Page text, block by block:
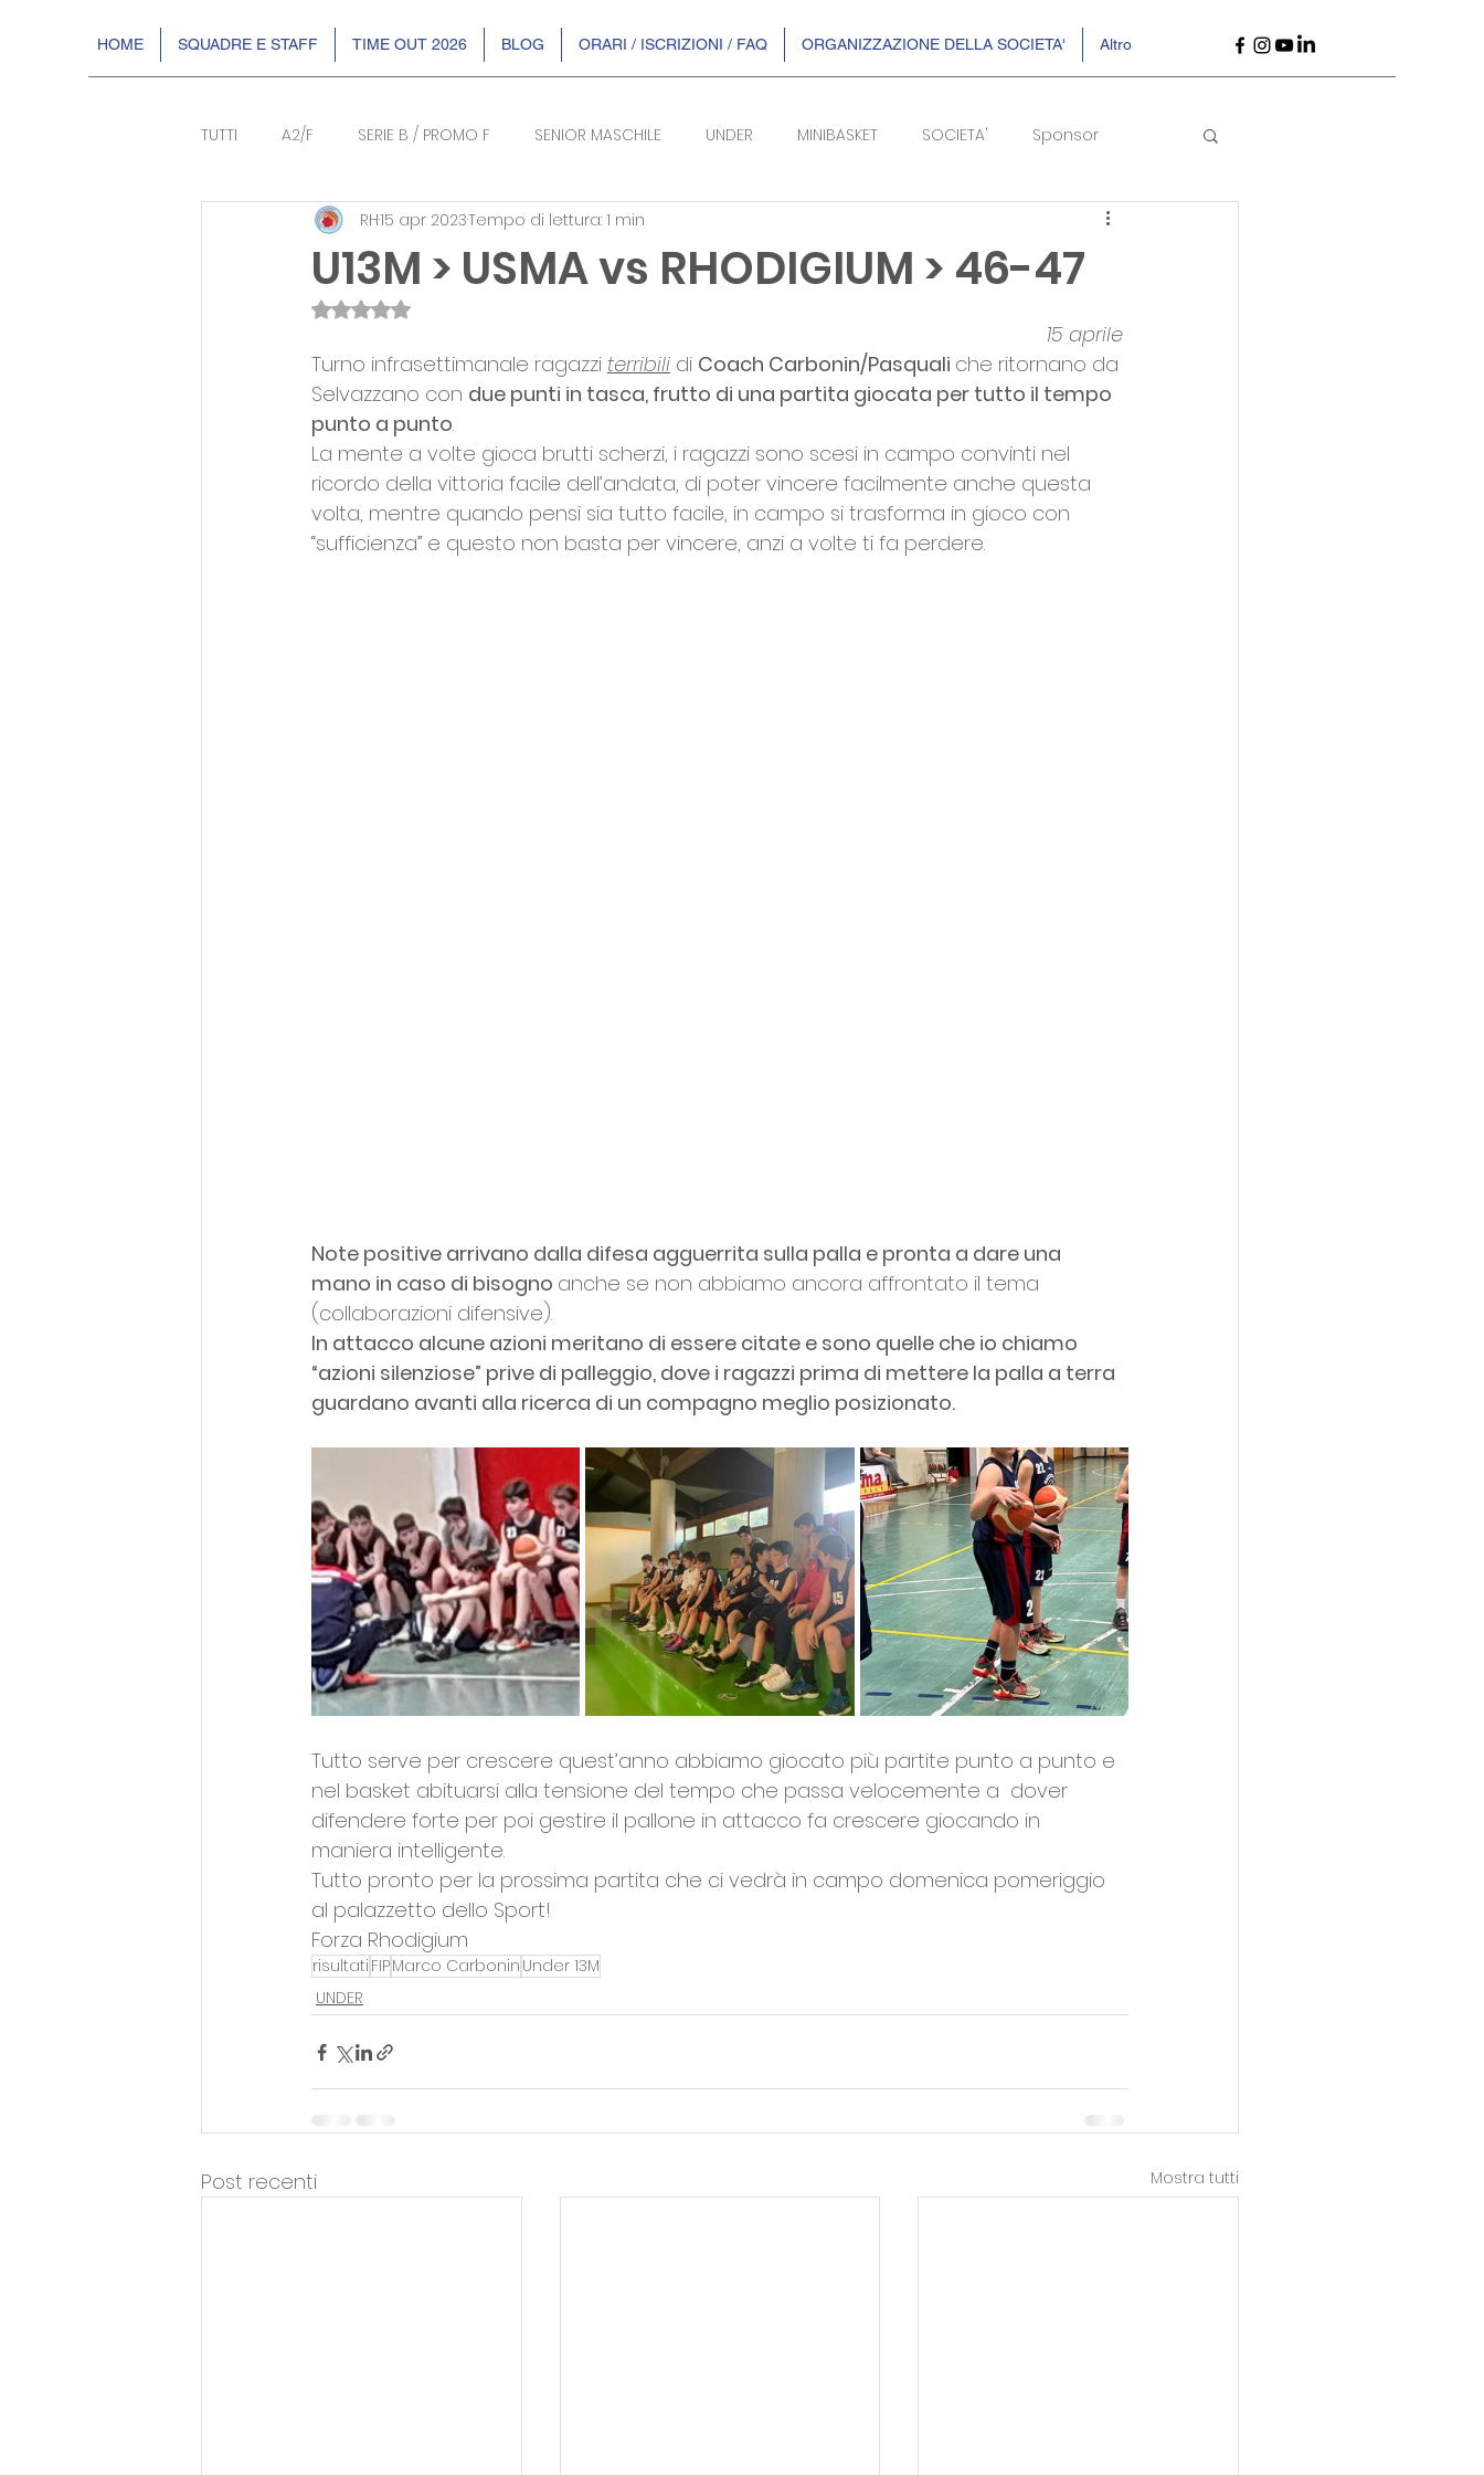
HOME SQUADRE E STAFF TIME OUT 2026 BLOG ORARI / ISCRIZIONI / FAQ ORGANIZZAZIONE DELLA SOCIETA' Altro
TUTTI A2/F SERIE B / PROMO F SENIOR MASCHILE UNDER MINIBASKET SOCIETA' Sponsor
EVENTI DR2 SERIE B/F
U13M > USMA vs RHODIGIUM > 46-47
RH15 apr 2023Tempo di lettura: 1 min
Valutazione NaN stelle su 5.
15 aprile
Turno infrasettimanale ragazzi terribili di Coach Carbonin/Pasquali che ritornano da
Selvazzano con due punti in tasca, frutto di una partita giocata per tutto il tempo
punto a punto.
La mente a volte gioca brutti scherzi, i ragazzi sono scesi in campo convinti nel
ricordo della vittoria facile dell’andata, di poter vincere facilmente anche questa
volta, mentre quando pensi sia tutto facile, in campo si trasforma in gioco con
“sufficienza” e questo non basta per vincere, anzi a volte ti fa perdere.
Note positive arrivano dalla difesa agguerrita sulla palla e pronta a dare una
mano in caso di bisogno anche se non abbiamo ancora affrontato il tema
(collaborazioni difensive).
In attacco alcune azioni meritano di essere citate e sono quelle che io chiamo
“azioni silenziose” prive di palleggio, dove i ragazzi prima di mettere la palla a terra
guardano avanti alla ricerca di un compagno meglio posizionato.
Tutto serve per crescere quest’anno abbiamo giocato più partite punto a punto e
nel basket abituarsi alla tensione del tempo che passa velocemente a  dover
difendere forte per poi gestire il pallone in attacco fa crescere giocando in
maniera intelligente.
Tutto pronto per la prossima partita che ci vedrà in campo domenica pomeriggio
al palazzetto dello Sport!
Forza Rhodigium
risultati FIPMarco Carbonin Under 13M
UNDER
Post recenti Mostra tutti